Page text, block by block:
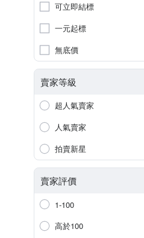
可立即結標
一元起標
無底價
賣家等級
超人氣賣家
人氣賣家
拍賣新星
賣家評價
1-100
高於100